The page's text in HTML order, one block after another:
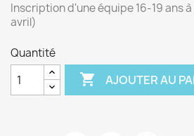
Inscription d'une équipe 16-19 ans
avril)
Quantité
 AJOUTER AU